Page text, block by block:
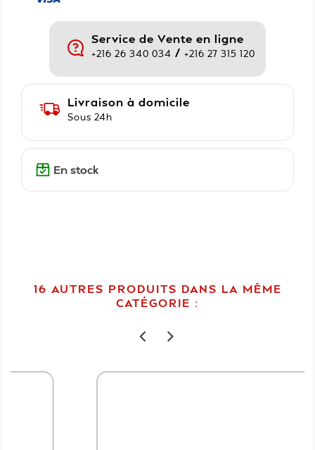
Service de Vente en ligne
+216 26 340 034 / +216 27 315 120
Livraison à domicile
Sous 24h
En stock
16 AUTRES PRODUITS DANS LA MÊME
CATÉGORIE :